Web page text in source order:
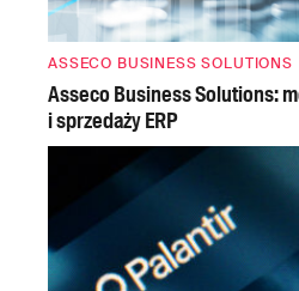
ASSECO BUSINESS SOLUTIONS
Asseco Business Solutions:
i sprzedaży ERP